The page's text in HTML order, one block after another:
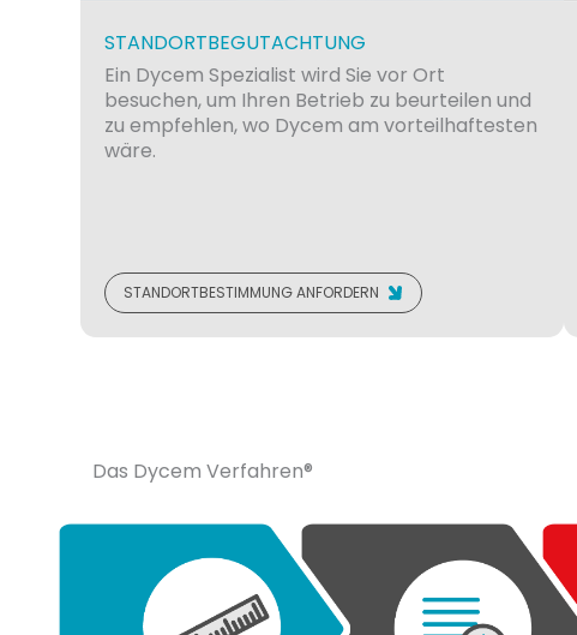
STANDORTBEGUTACHTUNG
Ein Dycem Spezialist wird Sie vor Ort
besuchen, um Ihren Betrieb zu beurteilen und
zu empfehlen, wo Dycem am vorteilhaftesten
wäre.
STANDORTBESTIMMUNG ANFORDERN
Das Dycem Verfahren®